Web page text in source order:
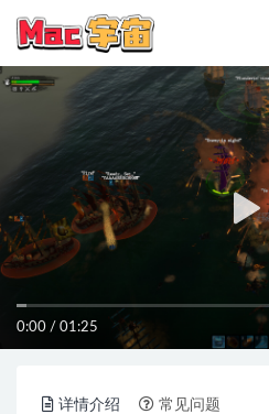
0:00 / 01:25
详情介绍 常见问题